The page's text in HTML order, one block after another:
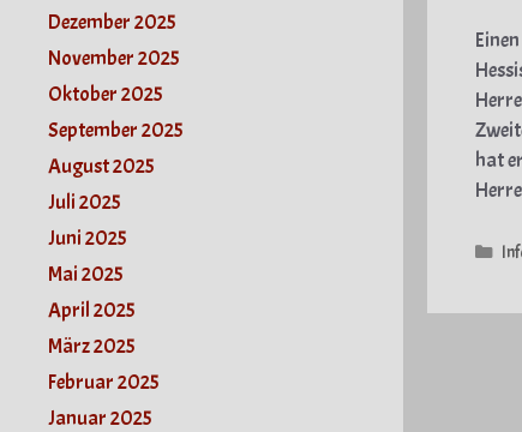
hat
Dezember 2025
November 2025
Oktober 2025
September 2025
August 2025
Juli 2025
Juni 2025
Mai 2025
April 2025
März 2025
Februar 2025
Januar 2025